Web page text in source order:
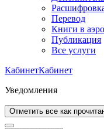
Перевод
Книги в
Публикация
Все услуги
КабинетКабинет
Уведомления
Отметить все как